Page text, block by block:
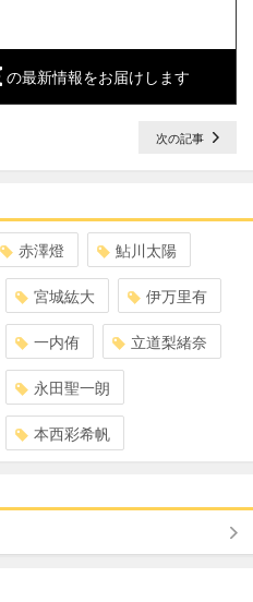
の最新情報をお届けします
次の記事
赤澤燈 鮎川太陽
宮城紘大 伊万里有
一内侑 立道梨緒奈
永田聖一朗
本西彩希帆